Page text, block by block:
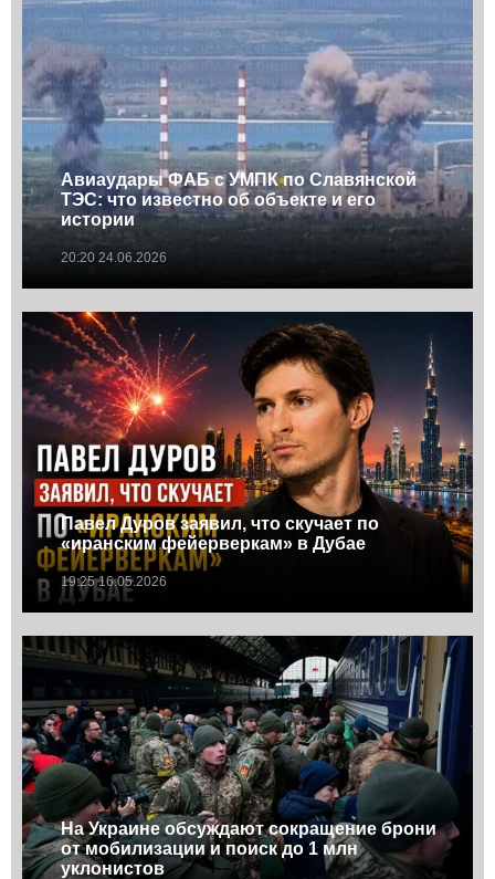
Авиаудары ФАБ с УМПК по Славянской
ТЭС: что известно об объекте и его
истории
20:20 24.06.2026
Павел Дуров заявил, что скучает по
«иранским фейерверкам» в Дубае
19:25 16.05.2026
На Украине обсуждают сокращение брони
от мобилизации и поиск до 1 млн
уклонистов